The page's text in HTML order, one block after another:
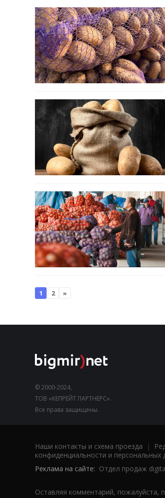
1 2 »
© 2000-2024,
ТОВ «КЕПРЕЙТ ПАРТНЕРС».
Все права защищены.
Наши контакты и схема проезда |
конфиденциальности и персональных
Реклама на сайте: Отдел продаж
Оставляя комментарий, пожалуйста,